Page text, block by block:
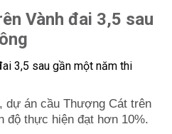
Vành đai 3,5 sau
dự án cầu Thượng Cát trên
độ thực hiện đạt hơn 10%.